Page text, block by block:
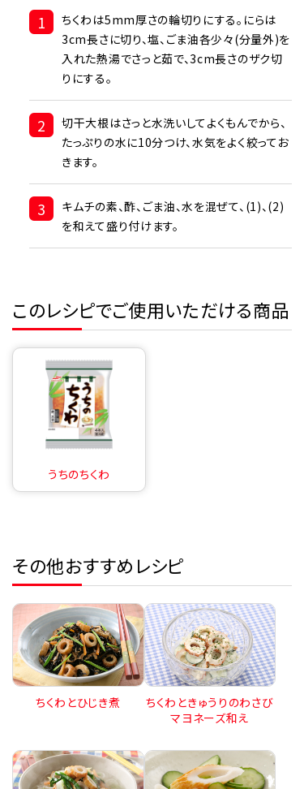
1
ちくわは5mm厚さの輪切りにする。にらは
3cm長さに切り、塩、ごま油各少々(分量外)を
入れた熱湯でさっと茹で、3cm長さのザク切
りにする。
2
切干大根はさっと水洗いしてよくもんでから、
たっぷりの水に10分つけ、水気をよく絞ってお
きます。
3
キムチの素、酢、ごま油、水を混ぜて、(1)、(2)
を和えて盛り付けます。
このレシピでご使用いただける商品
うちのちくわ
その他おすすめレシピ
ちくわとひじき煮
ちくわときゅうりのわさび
マヨネーズ和え